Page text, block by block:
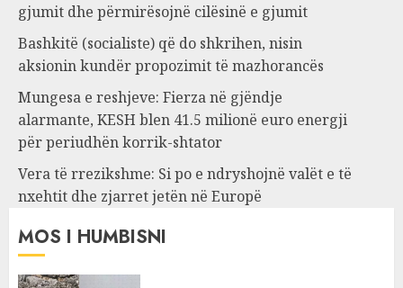
gjumit dhe përmirësojnë cilësinë e gjumit
Bashkitë (socialiste) që do shkrihen, nisin
aksionin kundër propozimit të mazhorancës
Mungesa e reshjeve: Fierza në gjëndje
alarmante, KESH blen 41.5 milionë euro energji
për periudhën korrik-shtator
Vera të rrezikshme: Si po e ndryshojnë valët e të
nxehtit dhe zjarret jetën në Europë
MOS I HUMBISNI